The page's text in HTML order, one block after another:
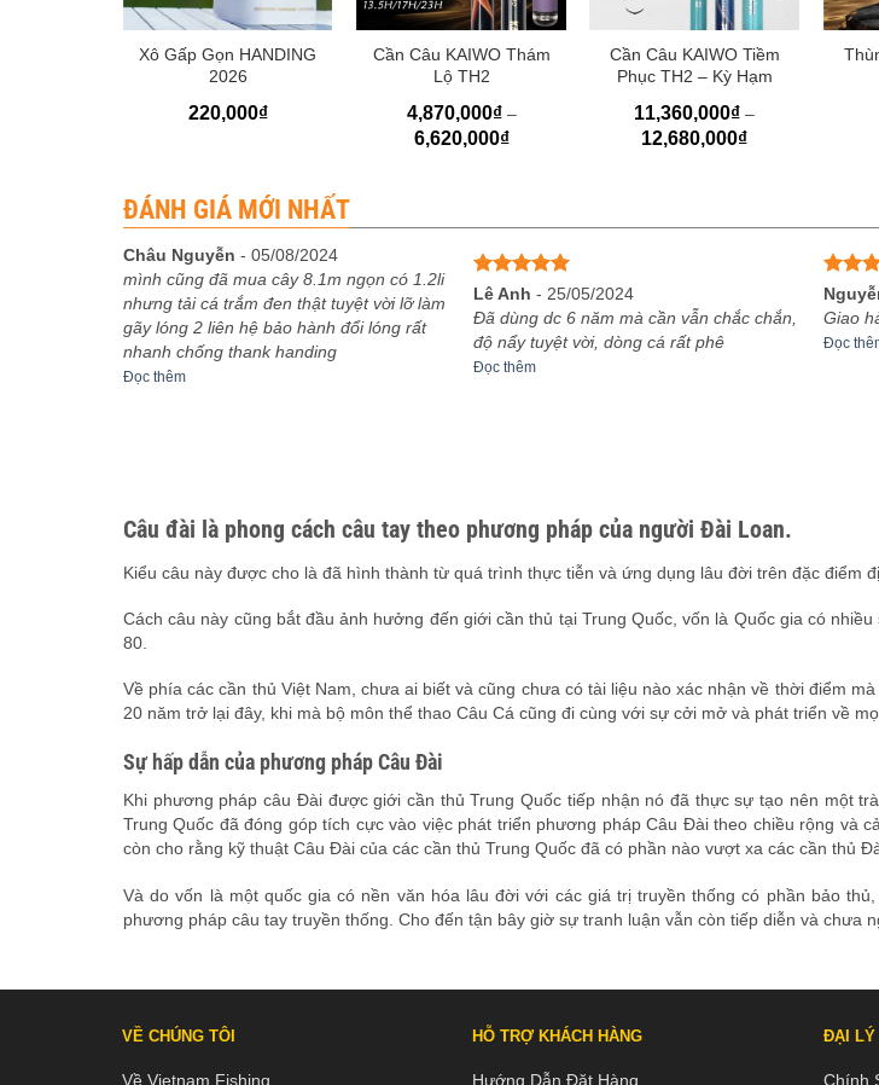
+
Xô Gấp Gọn HANDING
2026
220,000₫
+
Cần Câu KAIWO Thám
Lộ TH2
4,870,000₫ –
6,620,000₫Khoảng
giá:
Cần Câu KAIWO Tiềm
Phục TH2 – Kỳ Hạm
11,360,000₫ –
12,680,000₫Khoảng
giá:
+
ĐÁNH GIÁ MỚI NHẤT
Châu Nguyễn - 05/08/2024
mình cũng đã mua cây 8.1m ngọn có 1.2li
nhưng tải cá trắm đen thật tuyệt vời lỡ làm
gãy lóng 2 liên hệ bảo hành đổi lóng rất
nhanh chống thank handing
Đọc thêm
Được xếp
hạng
sao
Lê Anh - 25/05/2024
Đã dùng dc 6 năm mà cần vẫn chắc chắn,
độ nẩy tuyệt vời, dòng cá rất phê
Đọc thêm
Được
hạng 5
sao
Giao
Đọc
Câu đài là phong cách câu tay theo phương pháp của người Đài Loan.
Kiểu câu này được cho là đã hình thành từ quá trình thực tiễn và ứng dụng lâu đời trên đặc điểm
Cách câu này cũng bắt đầu ảnh hưởng đến giới cần thủ tại Trung Quốc, vốn là Quốc gia có
80.
Về phía các cần thủ Việt Nam, chưa ai biết và cũng chưa có tài liệu nào xác nhận về thời điểm
20 năm trở lại đây, khi mà bộ môn thể thao Câu Cá cũng đi cùng với sự cởi mở và phát triển về
Sự hấp dẫn của phương pháp Câu Đài
Khi phương pháp câu Đài được giới cần thủ Trung Quốc tiếp nhận nó đã thực sự tạo nên một
Trung Quốc đã đóng góp tích cực vào việc phát triển phương pháp Câu Đài theo chiều rộng và
còn cho rằng kỹ thuật Câu Đài của các cần thủ Trung Quốc đã có phần nào vượt xa các cần thủ
Và do vốn là một quốc gia có nền văn hóa lâu đời với các giá trị truyền thống có phần bảo
phương pháp câu tay truyền thống. Cho đến tận bây giờ sự tranh luận vẫn còn tiếp diễn và chưa
VỀ CHÚNG TÔI
Về Vietnam Fishing
HỖ TRỢ KHÁCH HÀNG
Hướng Dẫn Đặt Hàng
ĐẠI LÝ
Chính